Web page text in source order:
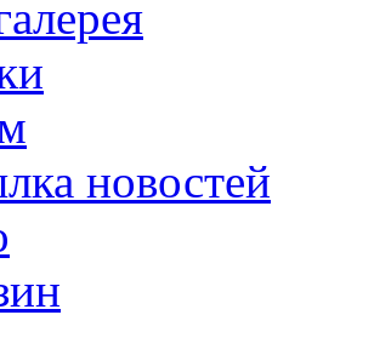
новостей